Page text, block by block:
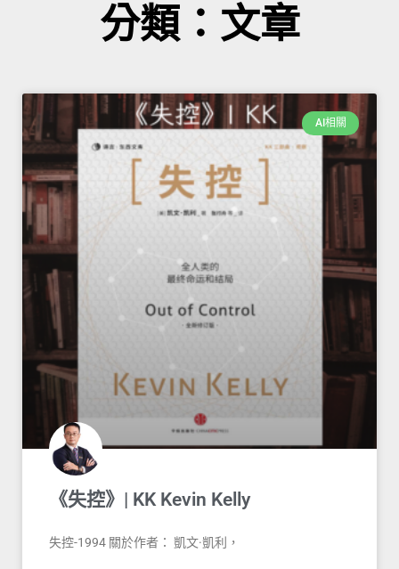
分類：文章
AI相關
《失控》| KK Kevin Kelly
失控-1994 關於作者： 凱文·凱利，